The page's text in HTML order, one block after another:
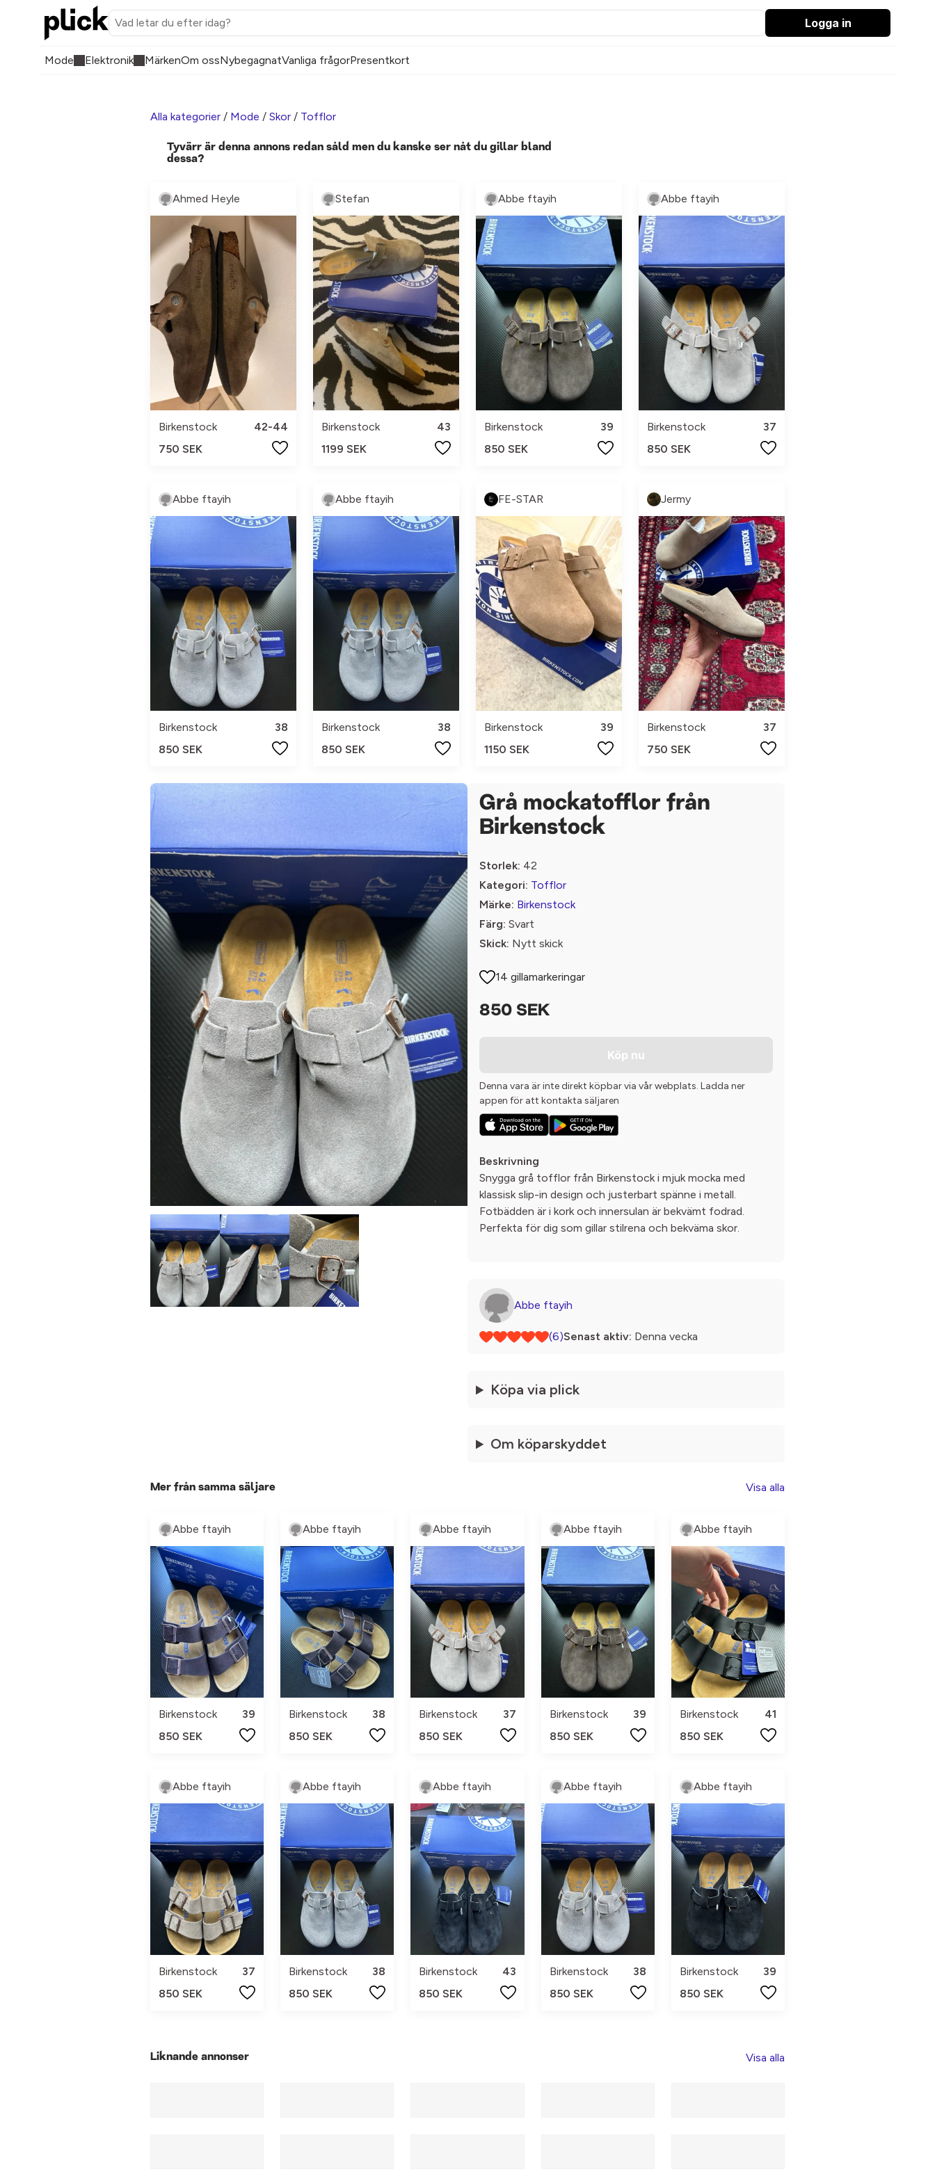
Logga in
Mode Elektronik MärkenOm ossNybegagnatVanliga frågorPresentkort
Alla kategorier / Mode / Skor / Tofflor
Tyvärr är denna annons redan såld men du kanske ser nåt du gillar bland
dessa?
Ahmed Heyle
Birkenstock
42-44
750 SEK
Stefan
Birkenstock
43
1199 SEK
Abbe ftayih
Birkenstock
39
850 SEK
Abbe ftayih
Birkenstock
37
850 SEK
Abbe ftayih
Birkenstock
38
850 SEK
Abbe ftayih
Birkenstock
38
850 SEK
FE-STAR
Birkenstock
39
1150 SEK
Jermy
Birkenstock
37
750 SEK
Grå mockatofflor från
Birkenstock
Storlek: 42
Kategori: Tofflor
Märke: Birkenstock
Färg: Svart
Skick: Nytt skick
14 gillamarkeringar
850 SEK
Köp nu
Denna vara är inte direkt köpbar via vår webplats. Ladda ner
appen för att kontakta säljaren
Beskrivning
Snygga grå tofflor från Birkenstock i mjuk mocka med
klassisk slip-in design och justerbart spänne i metall.
Fotbädden är i kork och innersulan är bekvämt fodrad.
Perfekta för dig som gillar stilrena och bekväma skor.
Abbe ftayih
(6)Senast aktiv: Denna vecka
Köpa via plick
Om köparskyddet
Mer från samma säljare Visa alla
Abbe ftayih
Birkenstock
39
850 SEK
Abbe ftayih
Birkenstock
38
850 SEK
Abbe ftayih
Birkenstock
37
850 SEK
Abbe ftayih
Birkenstock
39
850 SEK
Abbe ftayih
Birkenstock
41
850 SEK
Abbe ftayih
Birkenstock
37
850 SEK
Abbe ftayih
Birkenstock
38
850 SEK
Abbe ftayih
Birkenstock
43
850 SEK
Abbe ftayih
Birkenstock
38
850 SEK
Abbe ftayih
Birkenstock
39
850 SEK
Liknande annonser Visa alla